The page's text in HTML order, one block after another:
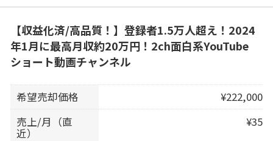
【収益化済/高品質！】登録者1.5万人超え！2024
年1月に最高月収約20万円！2ch面白系YouTube
ショート動画チャンネル
希望売却価格
¥222,000
売上/月（直
近）
¥35